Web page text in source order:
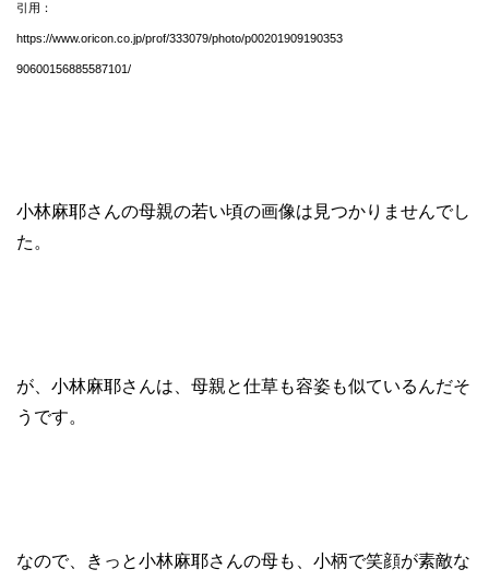
引用：
https://www.oricon.co.jp/prof/333079/photo/p00201909190353
90600156885587101/
小林麻耶さんの母親の若い頃の画像は見つかりませんでし
た。
が、小林麻耶さんは、母親と仕草も容姿も似ているんだそ
うです。
なので、きっと小林麻耶さんの母も、小柄で笑顔が素敵な